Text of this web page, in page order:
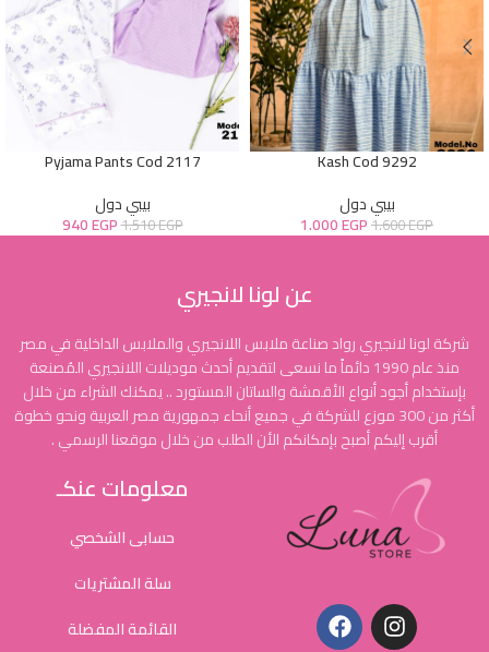
Kash Cod 9292
بيبي دول
1.600EGP
1.000EGP
Pyjama Pants Cod 2117
بيبي دول
1.510EGP
940EGP
عن لونا لانجيري
شركة لونا لانجيري رواد صناعة ملابس اللانجيري والملابس الداخلية في مصر
منذ عام 1990 دائماً ما نسعى لتقديم أحدث موديلات اللانجيري المُصنعة
بإستخدام أجود أنواع الأقمشة والساتان المستورد .. يمكنك الشراء من خلال
أكثر من 300 موزع للشركة في جميع أنحاء جمهورية مصر العربية ونحو خطوة
أقرب إليكم أصبح بإمكانكم الأن الطلب من خلال موقعنا الرسمي .
معلومات عنكـ
حسابى الشخصي
سلة المشتريات
القائمة المفضلة